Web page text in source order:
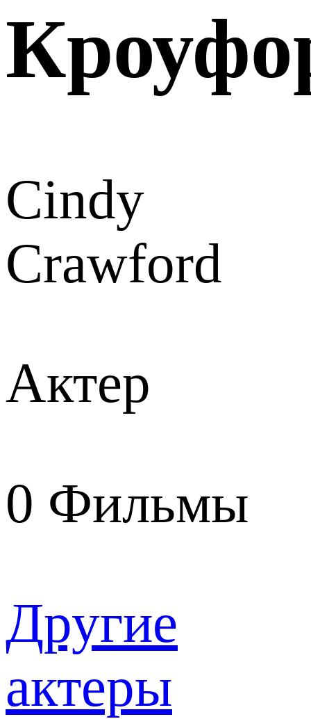
Cindy
Crawford
Актер
0 Фильмы
Другие
актеры